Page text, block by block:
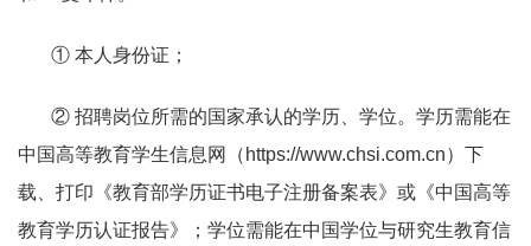
① 本人身份证；
② 招聘岗位所需的国家承认的学历、学位。学历需能在
中国高等教育学生信息网（ https://www.chsi.com.cn）下
载、打印《教育部学历证书电子注册备案表》或《中国高等
教育学历认证报告》；学位需能在中国学位与研究生教育信